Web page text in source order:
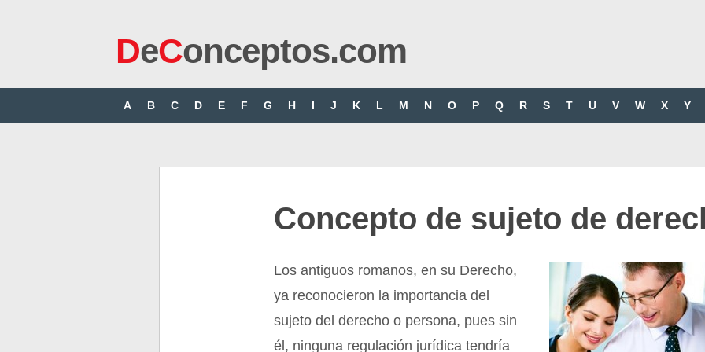
DeConceptos.com
A B C D E F G H I J K L M N O P Q R S T U V W X Y
Concepto de sujeto de
Los antiguos romanos, en su Derecho,
ya reconocieron la importancia del
sujeto del derecho o persona, pues sin
él, ninguna regulación jurídica tendría